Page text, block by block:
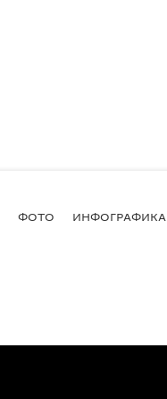
ФОТО ИНФОГРАФИКА